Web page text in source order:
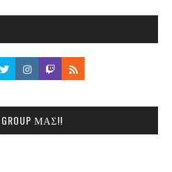
ΜΑΣ!!